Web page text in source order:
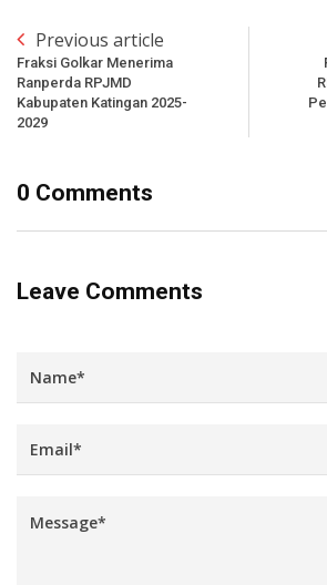
Previous article
Fraksi Golkar Menerima
Ranperda RPJMD
Kabupaten Katingan 2025-
2029
0 Comments
Leave Comments